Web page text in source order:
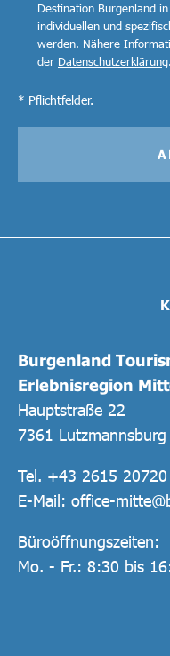
Burgenland
Erlebnisregion
Hauptstraße 22
7361 Lutzmannsburg
Tel. +43 2615 20720
E-Mail: office-
Büroöffnungszeiten:
Mo. - Fr.: 8:30 bis
Destination Burgenland
individuellen und
werden. Nähere
der Datenschutzerklärung.
* Pflichtfelder.